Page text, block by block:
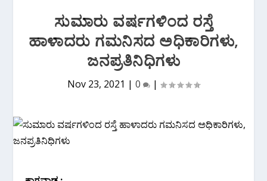
ಸುಮಾರು ವರ್ಷಗಳಿಂದ ರಸ್ತೆ
ಹಾಳಾದರು‌ ಗಮನಿಸದ ಅಧಿಕಾರಿಗಳು,
ಜನಪ್ರತಿನಿಧಿಗಳು
Nov 23, 2021 | 0 |